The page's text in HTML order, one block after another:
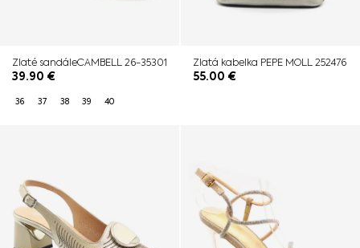
Zlaté sandáleCAMBELL 26-35301
39.90 €
36 37 38 39 40
Zlatá kabelka PEPE MOLL 252476
55.00 €